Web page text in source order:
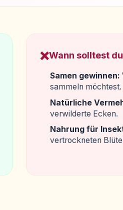
❌Wann solltest
Samen gewinnen:
sammeln möchtest.
Natürliche
verwilderte Ecken.
Nahrung für
vertrockneten